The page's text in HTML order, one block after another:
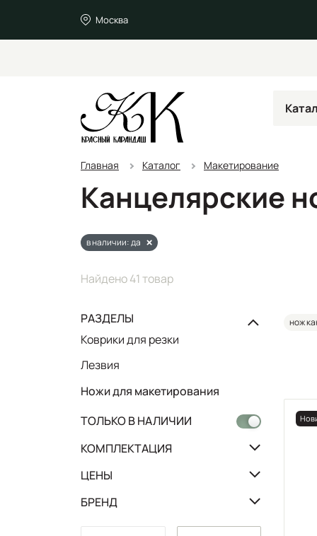
Москва
Главная Каталог Макетирование
Канцелярские
в наличии: да
Найдено 41 товар
РАЗДЕЛЫ
Коврики для резки
Лезвия
Ножи для макетирования
ТОЛЬКО В НАЛИЧИИ
КОМПЛЕКТАЦИЯ
ЦЕНЫ
БРЕНД
нож